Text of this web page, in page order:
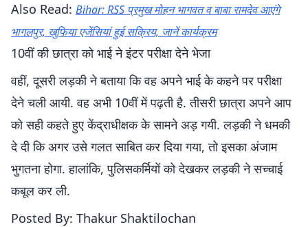
Also Read: Bihar: RSS प्रमुख मोहन भागवत व बाबा रामदेव आएंगे
भागलपुर, खुफिया एजेंसियां हुई सक्रिय, जानें कार्यक्रम
10वीं की छात्रा को भाई ने इंटर परीक्षा देने भेजा
वहीं, दूसरी लड़की ने बताया कि वह अपने भाई के कहने पर परीक्षा
देने चली आयी. वह अभी 10वीं में पढ़ती है. तीसरी छात्रा अपने आप
को सही कहते हुए केंद्राधीक्षक के सामने अड़ गयी. लड़की ने धमकी
दे दी कि अगर उसे गलत साबित कर दिया गया, तो इसका अंजाम
भुगतना होगा. हालांकि, पुलिसकर्मियों को देखकर लड़की ने सच्चाई
कबूल कर ली.
Posted By: Thakur Shaktilochan